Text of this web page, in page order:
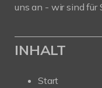
uns an - wir sind für
INHALT
Start